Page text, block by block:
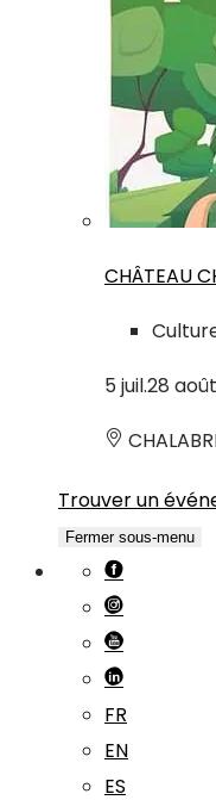
CHÂTEAU
5 juil.28 août
Trouver un
Fermer sous-menu
FR
EN
ES